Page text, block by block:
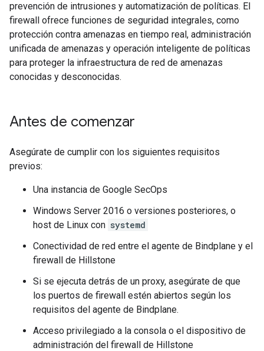
prevención de intrusiones y automatización de políticas. El
firewall ofrece funciones de seguridad integrales, como
protección contra amenazas en tiempo real, administración
unificada de amenazas y operación inteligente de políticas
para proteger la infraestructura de red de amenazas
conocidas y desconocidas.
Antes de comenzar
Asegúrate de cumplir con los siguientes requisitos
previos:
Una instancia de Google SecOps
Windows Server 2016 o versiones posteriores, o
host de Linux con systemd
Conectividad de red entre el agente de Bindplane y el
firewall de Hillstone
Si se ejecuta detrás de un proxy, asegúrate de que
los puertos de firewall estén abiertos según los
requisitos del agente de Bindplane.
Acceso privilegiado a la consola o el dispositivo de
administración del firewall de Hillstone